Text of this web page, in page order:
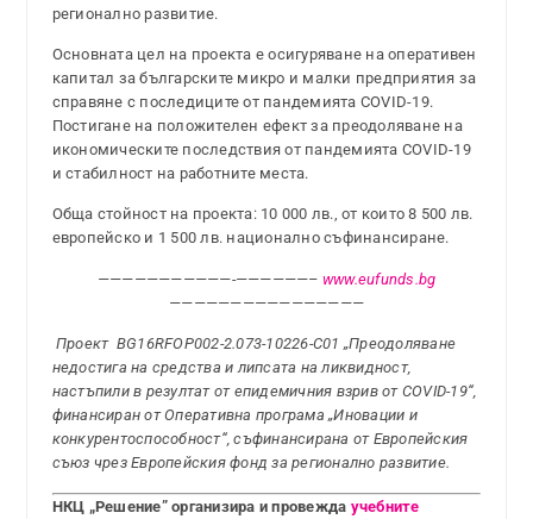
регионално развитие.
Основната цел на проекта е осигуряване на оперативен
капитал за българските микро и малки предприятия за
справяне с последиците от пандемията COVID-19.
Постигане на положителен ефект за преодоляване на
икономическите последствия от пандемията COVID-19
и стабилност на работните места.
Обща стойност на проекта: 10 000 лв., от които 8 500 лв.
европейско и 1 500 лв. национално съфинансиране.
———————————-——————– www.eufunds.bg
————————————————
Проект BG16RFOP002-2.073-10226-C01 „Преодоляване
недостига на средства и липсата на ликвидност,
настъпили в резултат от епидемичния взрив от COVID-19“,
финансиран от Оперативна програма „Иновации и
конкурентоспособност“, съфинансирана от Европейския
съюз чрез Европейския фонд за регионално развитие.
НКЦ „Решение” организира и провежда учебните